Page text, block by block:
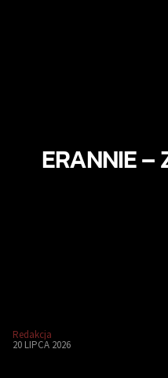
ERANNIE –
Redakcja
20 LIPCA 2026